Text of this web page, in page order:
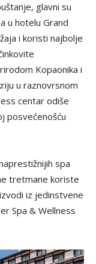
glavni su
u hotelu Grand
i koristi najbolje
Kopaonika i
u raznovrsnom
centar odiše
posvećenošću
spa
tretmane koriste
iz jedinstvene
Spa & Wellness